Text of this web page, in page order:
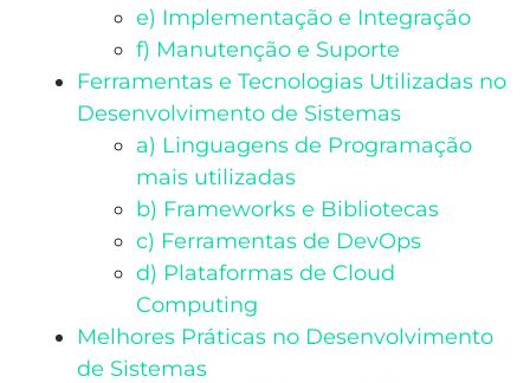
e) Implementação e Integração
f) Manutenção e Suporte
Ferramentas e Tecnologias Utilizadas no
Desenvolvimento de Sistemas
a) Linguagens de Programação
mais utilizadas
b) Frameworks e Bibliotecas
c) Ferramentas de DevOps
d) Plataformas de Cloud
Computing
Melhores Práticas no Desenvolvimento
de Sistemas